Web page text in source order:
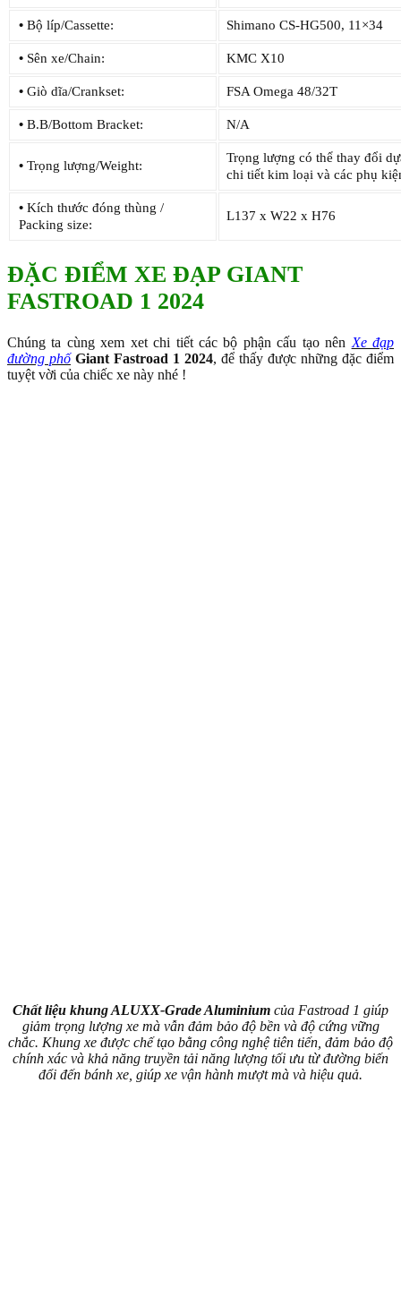
• Bộ líp/Cassette: Shimano CS-HG500, 11×34
• Sên xe/Chain: KMC X10
• Giò dĩa/Crankset: FSA Omega 48/32T
• B.B/Bottom Bracket: N/A
• Trọng lượng/Weight:
Trọng lượng có thể
chi tiết kim loại và các phụ
• Kích thước đóng thùng /
Packing size:
L137 x W22 x H76
ĐẶC ĐIỂM XE ĐẠP GIANT
FASTROAD 1 2024
Chúng ta cùng xem xet chi tiết các bộ phận cấu tạo nên Xe đạp
đường phố Giant Fastroad 1 2024, để thấy được những đặc điểm
tuyệt vời của chiếc xe này nhé !
Chất liệu khung ALUXX-Grade Aluminium của Fastroad 1 giúp
giảm trọng lượng xe mà vẫn đảm bảo độ bền và độ cứng vững
chắc. Khung xe được chế tạo bằng công nghệ tiên tiến, đảm bảo độ
chính xác và khả năng truyền tải năng lượng tối ưu từ đường biến
đổi đến bánh xe, giúp xe vận hành mượt mà và hiệu quả.